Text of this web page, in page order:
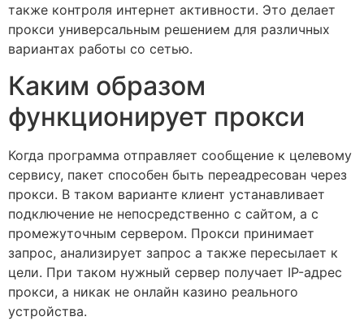
также контроля интернет активности. Это делает
прокси универсальным решением для различных
вариантах работы со сетью.
Каким образом
функционирует прокси
Когда программа отправляет сообщение к целевому
сервису, пакет способен быть переадресован через
прокси. В таком варианте клиент устанавливает
подключение не непосредственно с сайтом, а с
промежуточным сервером. Прокси принимает
запрос, анализирует запрос а также пересылает к
цели. При таком нужный сервер получает IP-адрес
прокси, а никак не онлайн казино реального
устройства.